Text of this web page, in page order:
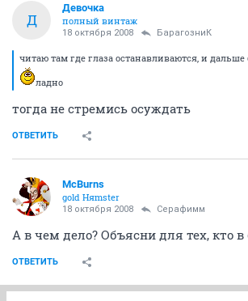
Д
Девочка
полный винтаж
18 октября 2008 БарагозниК
читаю там где глаза останавливаются, и дальше
ладно
тогда не стремись осуждать
ОТВЕТИТЬ
McBurns
gold Няmster
18 октября 2008 Серафимм
А в чем дело? Объясни для тех, кто в
ОТВЕТИТЬ